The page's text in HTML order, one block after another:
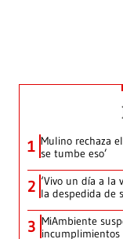
1 Mulino rechaza
se tumbe eso’
2 ‘Vivo un día a la
la despedida de
3 MiAmbiente
incumplimientos